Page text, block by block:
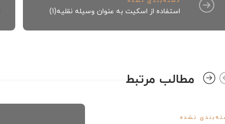
استفاده از اسکیت به عنوان وسیله نقلیه(1)
مطالب مرتبط
نشده